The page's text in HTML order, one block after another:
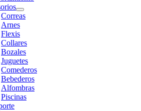
Correas
Arnes
Flexis
Collares
Bozales
Juguetes
Comederos
Bebederos
Alfombras
Piscinas